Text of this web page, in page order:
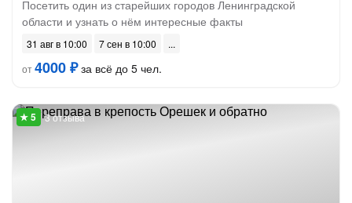
Посетить один из старейших городов Ленинградской
области и узнать о нём интересные факты
31 авг в 10:00
7 сен в 10:00
от4000 ₽за всё до 5 чел.
3 отзыва